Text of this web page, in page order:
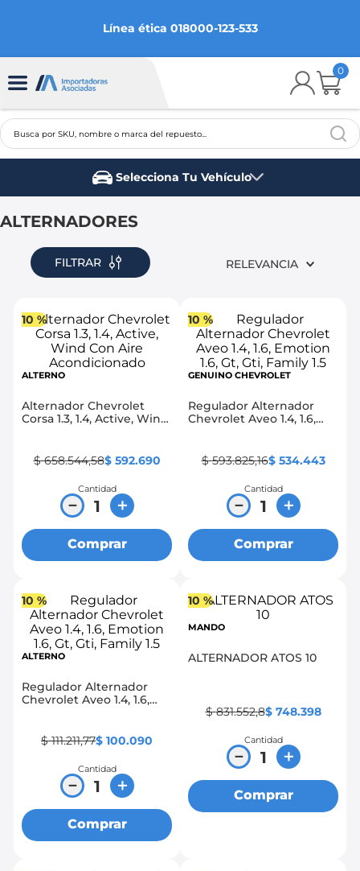
Línea ética 018000-123-533
0
Busca por SKU, nombre o marca del repuesto...
2.
aveo
spark gt
ford fiesta
.
mazda 3
sail
.
mazda 2
Selecciona Tu Vehículo
ALTERNADORES
FILTRAR RELEVANCIA
10 %
ALTERNO
Alternador Chevrolet
Corsa 1.3, 1.4, Active, Wind
$ 658.544,58$ 592.690
Cantidad
＋
－
Comprar
10 %
GENUINO CHEVROLET
Regulador Alternador
Chevrolet Aveo 1.4, 1.6,
$ 593.825,16$ 534.443
Cantidad
＋
－
Comprar
10 %
ALTERNO
Regulador Alternador
Chevrolet Aveo 1.4, 1.6,
$ 111.211,77$ 100.090
Cantidad
＋
－
Comprar
10 %
MANDO
ALTERNADOR ATOS 10
$ 831.552,8$ 748.398
Cantidad
＋
－
Comprar